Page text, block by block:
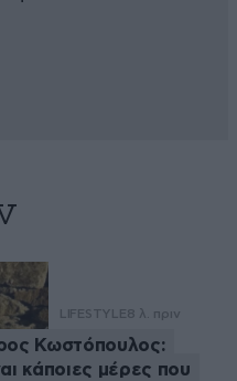
LIFESTYLE8 λ. πριν
Κωστόπουλος:
κάποιες μέρες που